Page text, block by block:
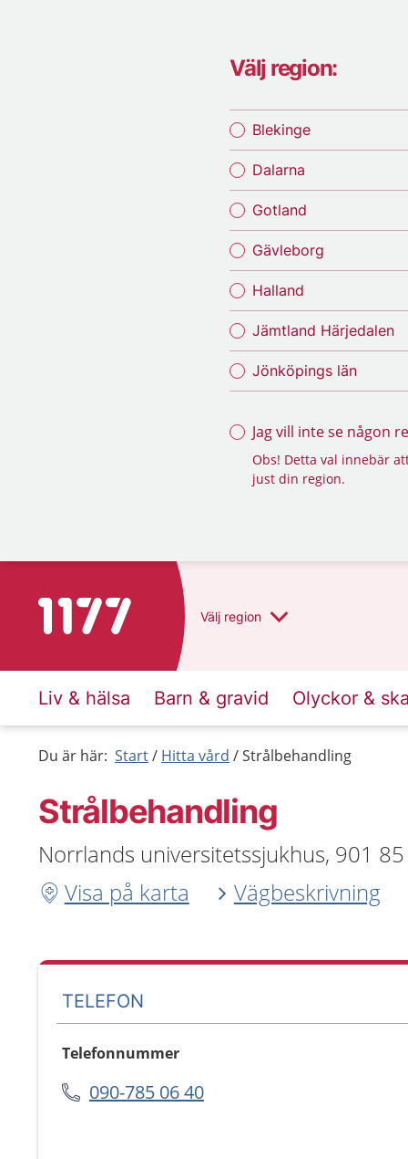
Välj region:
Blekinge
Dalarna
Gotland
Gävleborg
Halland
Jämtland Härjedalen
Jönköpings län
Jag vill inte se någon
Obs! Detta val innebär
just din region.
Till startsidan för 1177 Välj region
Liv & hälsa Barn & gravid Olyckor &
Du är här: Start Hitta vård Strålbehandling
Strålbehandling
Norrlands universitetssjukhus, 901
Visa på karta
Vägbeskrivning
TELEFON
Telefonnummer
090-785 06 40